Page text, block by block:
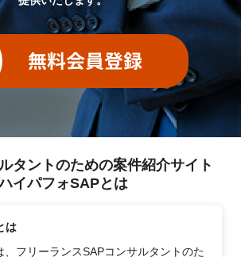
タントのための案件紹介サイト
イパフォSAPとは
は
、フリーランスSAPコンサルタントのた